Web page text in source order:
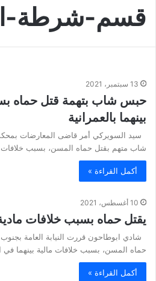
قسم-شرطة-
13 سبتمبر، 2021
حبس شاب بتهمة قتل حماه
بينهما بالعمرانية
سيد السويركي أمر قاضى المعارضات
شاب متهم بقتل حماه المسن، بسبب خلافات
أكمل القراءة »
10 أغسطس، 2021
يقتل حماه بسبب خلافات مادية
شادي ابوطاحون قررت النيابة العامة
حماه المسن، بسبب خلافات مالية بينهما في
أكمل القراءة »